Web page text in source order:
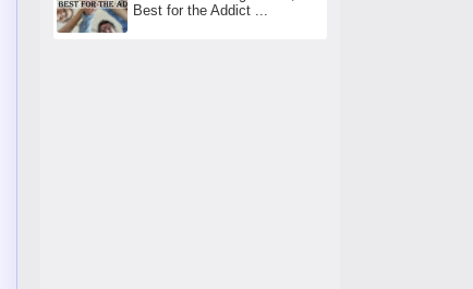
Best for the Addict ...